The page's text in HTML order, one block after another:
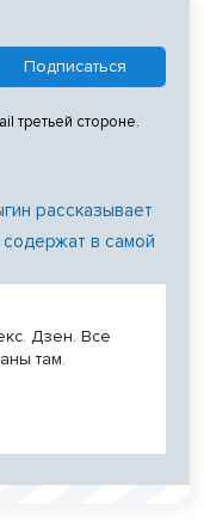
третьей стороне.
рассказывает
содержат в самой
Дзен. Все
там.